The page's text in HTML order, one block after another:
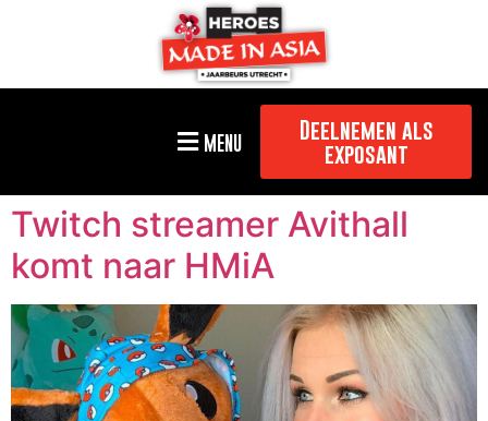
MENU
Deelnemen als
exposant
Twitch streamer Avithall
komt naar HMiA